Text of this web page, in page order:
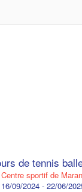
de tennis
Centre sportif de
16/09/2024 - 22/06/